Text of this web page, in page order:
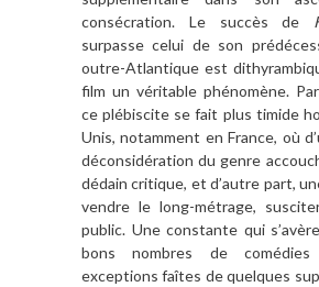
consécration. Le succès de
surpasse celui de son
outre-Atlantique est
film un véritable phénomène.
ce plébiscite se fait plus timide
Unis, notamment en France, où
déconsidération du genre
dédain critique, et d’autre part,
vendre le long-métrage,
public. Une constante qui
bons nombres de comédies
exceptions faîtes de quelques